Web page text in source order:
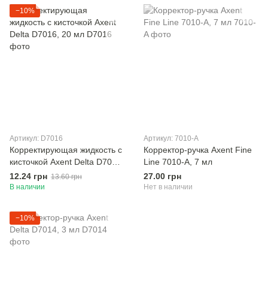
−10%
Артикул: D7016
Корректирующая жидкость с
кисточкой Axent Delta D7016,
20 мл
12.24 грн 13.60 грн
В наличии
Артикул: 7010-A
Корректор-ручка Axent Fine
Line 7010-A, 7 мл
27.00 грн
Нет в наличии
−10%